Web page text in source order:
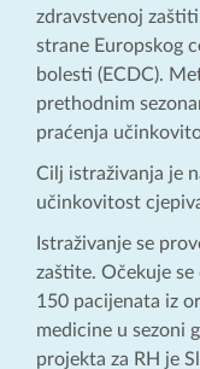
zdravstvenoj
strane Europskog
bolesti (ECDC).
prethodnim
praćenja
Cilj istraživanja je
učinkovitost
Istraživanje se
zaštite. Očekuje
150 pacijenata iz
medicine u sezoni
projekta za RH je